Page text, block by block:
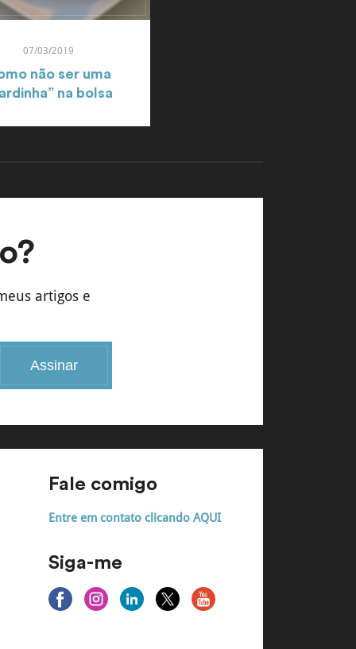
07/03/2019
não ser uma
na bolsa
artigos e
Assinar
Fale comigo
Entre em contato clicando AQUI
Siga-me